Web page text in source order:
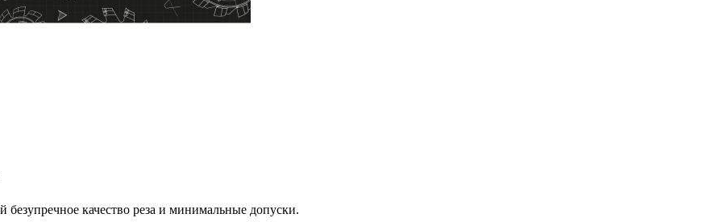
качество реза и минимальные допуски.